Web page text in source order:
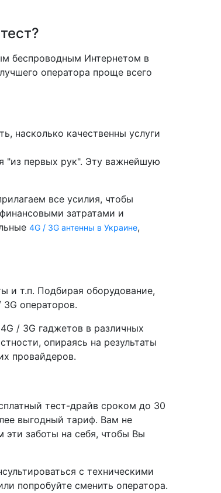
беспроводным Интернетом в
оператора проще всего
насколько качественны услуги
"из первых рук". Эту важнейшую
все усилия, чтобы
затратами и
4G / 3G антенны в Украине,
и т.п. Подбирая оборудование,
операторов.
/ 3G гаджетов в различных
опираясь на результаты
провайдеров.
тест-драйв сроком до 30
выгодный тариф. Вам не
эти заботы на себя, чтобы Вы
с техническими
попробуйте сменить оператора.